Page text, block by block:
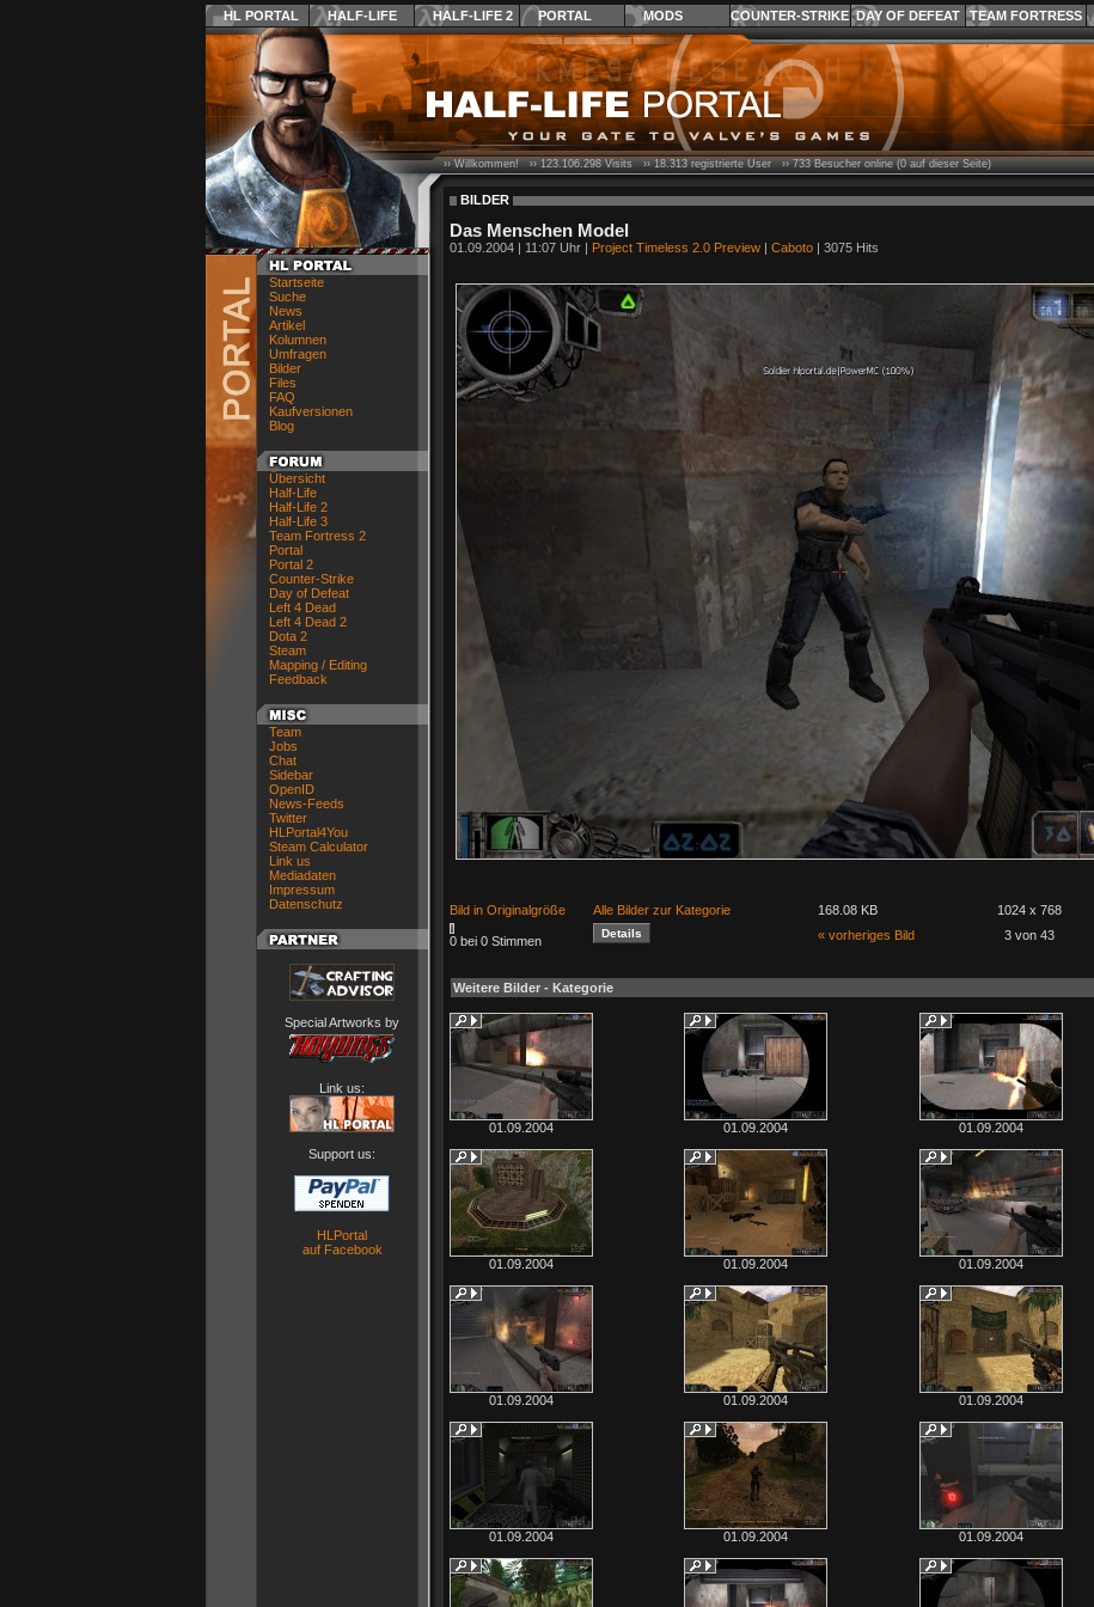
HL PORTAL HALF-LIFE HALF-LIFE 2 PORTAL MODS COUNTER-STRIKE DAY OF DEFEAT TEAM FORTRESS
Startseite
Suche
News
Artikel
Kolumnen
Umfragen
Bilder
Files
FAQ
Kaufversionen
Blog
Übersicht
Half-Life
Half-Life 2
Half-Life 3
Team Fortress 2
Portal
Portal 2
Counter-Strike
Day of Defeat
Left 4 Dead
Left 4 Dead 2
Dota 2
Steam
Mapping / Editing
Feedback
Team
Jobs
Chat
Sidebar
OpenID
News-Feeds
Twitter
HLPortal4You
Steam Calculator
Link us
Mediadaten
Impressum
Datenschutz
Special Artworks by
Link us:
Support us:
HLPortal
auf Facebook
›› Willkommen! ››123.106.298Visits ››18.313registrierte User ››733Besucher online (0 auf dieser Seite)
BILDER
Das Menschen Model
01.09.2004 | 11:07 Uhr | Project Timeless 2.0 Preview| Caboto| 3075 Hits
Bild in Originalgröße Alle Bilder zur Kategorie 168.08 KB 1024 x 768
0 bei 0 Stimmen « vorheriges Bild 3 von 43
Weitere Bilder - Kategorie
01.09.2004 01.09.2004 01.09.2004
01.09.2004 01.09.2004 01.09.2004
01.09.2004 01.09.2004 01.09.2004
01.09.2004 01.09.2004 01.09.2004